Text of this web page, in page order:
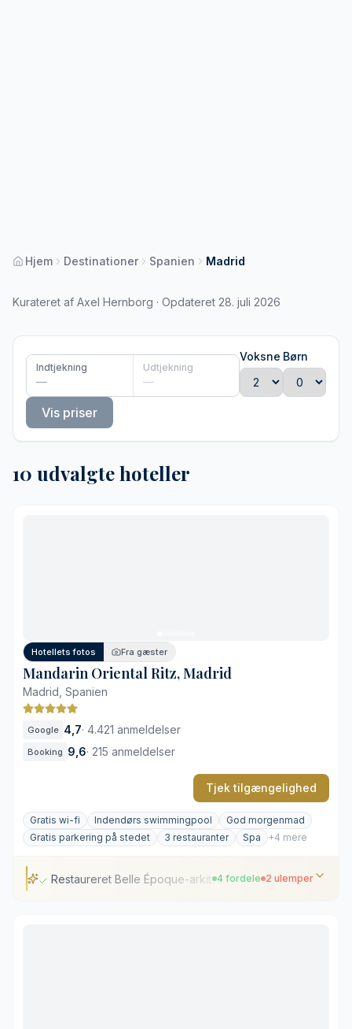
Hjem Destinationer Spanien Madrid
Kurateret af Axel Hernborg · Opdateret 28. juli 2026
Indtjekning
—
Udtjekning
—
Voksne Børn
Vis priser
10 udvalgte hoteller
Hotellets fotos Fra gæster
Mandarin Oriental Ritz, Madrid
Madrid, Spanien
Google 4,7· 4.421 anmeldelser
Booking 9,6· 215 anmeldelser
Tjek tilgængelighed
Gratis wi-fi Indendørs swimmingpool
God morgenmad
Gratis parkering på stedet
3 restauranter Spa +4 mere
Restaureret Belle Époque-arkitektur4 fordele 2 ulemper